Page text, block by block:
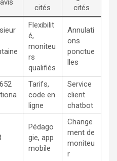
cités
cités
Flexibilit
é,
moniteu
rs
qualifiés
Annulati
ons
ponctue
lles
Tarifs,
code en
ligne
Service
client
chatbot
Pédago
gie, app
mobile
Change
ment de
moniteu
r